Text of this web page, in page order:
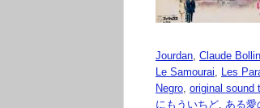
Jourdan, Claude
Le Samourai, Les
Negro, original sound
にもういちど, ある愛